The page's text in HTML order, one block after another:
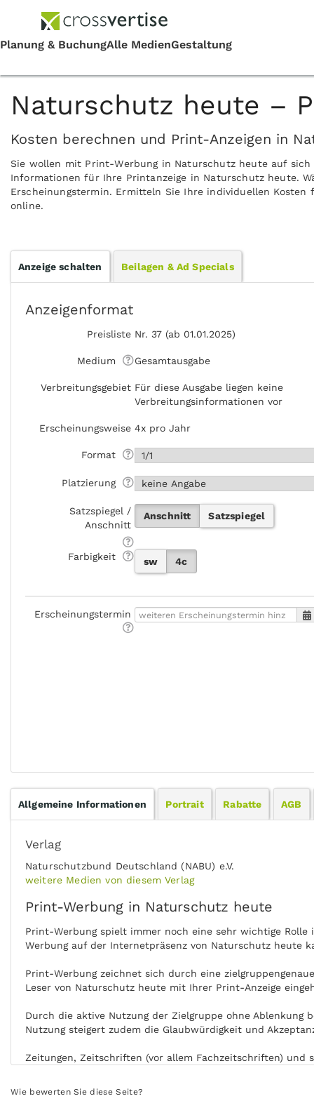
Naturschutz heute –
Kosten berechnen und Print-Anzeigen in
Sie wollen mit Print-Werbung in Naturschutz heute auf
Informationen für Ihre Printanzeige in Naturschutz heute.
Erscheinungstermin. Ermitteln Sie Ihre individuellen
online.
Anzeige schalten Beilagen & Ad Specials
Anzeigenformat
Preisliste Nr. 37 (ab 01.01.2025)
Medium Gesamtausgabe
Verbreitungsgebiet Für diese Ausgabe liegen keine
Verbreitungsinformationen vor
Erscheinungsweise 4x pro Jahr
Format
Platzierung
Satzspiegel /
Anschnitt
Anschnitt Satzspiegel
Farbigkeit sw 4c
Erscheinungstermin
Allgemeine Informationen Portrait Rabatte AGB
Verlag
Naturschutzbund Deutschland (NABU) e.V.
weitere Medien von diesem Verlag
Print-Werbung in Naturschutz heute
Print-Werbung spielt immer noch eine sehr wichtige
Werbung auf der Internetpräsenz von Naturschutz heute
Print-Werbung zeichnet sich durch eine
Leser von Naturschutz heute mit Ihrer Print-Anzeige
Durch die aktive Nutzung der Zielgruppe ohne Ablenkung
Nutzung steigert zudem die Glaubwürdigkeit und
Zeitungen, Zeitschriften (vor allem Fachzeitschriften)
Wie bewerten Sie diese Seite?